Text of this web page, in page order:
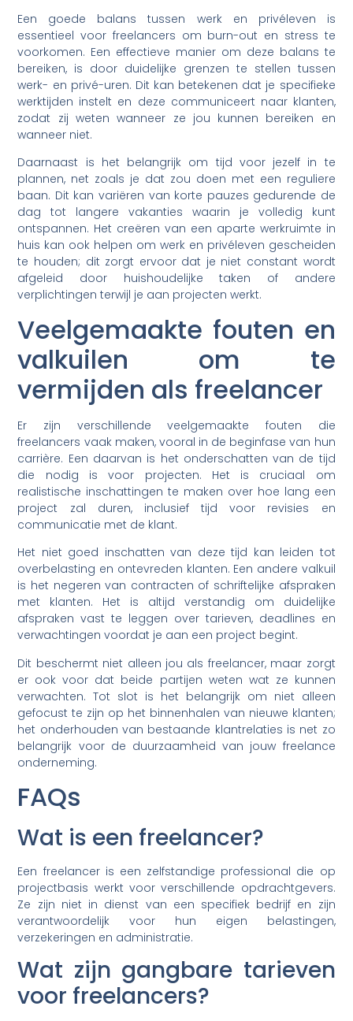
Een goede balans tussen werk en privéleven is
essentieel voor freelancers om burn-out en stress te
voorkomen. Een effectieve manier om deze balans te
bereiken, is door duidelijke grenzen te stellen tussen
werk- en privé-uren. Dit kan betekenen dat je specifieke
werktijden instelt en deze communiceert naar klanten,
zodat zij weten wanneer ze jou kunnen bereiken en
wanneer niet.
Daarnaast is het belangrijk om tijd voor jezelf in te
plannen, net zoals je dat zou doen met een reguliere
baan. Dit kan variëren van korte pauzes gedurende de
dag tot langere vakanties waarin je volledig kunt
ontspannen. Het creëren van een aparte werkruimte in
huis kan ook helpen om werk en privéleven gescheiden
te houden; dit zorgt ervoor dat je niet constant wordt
afgeleid door huishoudelijke taken of andere
verplichtingen terwijl je aan projecten werkt.
Veelgemaakte fouten en
valkuilen om te
vermijden als freelancer
Er zijn verschillende veelgemaakte fouten die
freelancers vaak maken, vooral in de beginfase van hun
carrière. Een daarvan is het onderschatten van de tijd
die nodig is voor projecten. Het is cruciaal om
realistische inschattingen te maken over hoe lang een
project zal duren, inclusief tijd voor revisies en
communicatie met de klant.
Het niet goed inschatten van deze tijd kan leiden tot
overbelasting en ontevreden klanten. Een andere valkuil
is het negeren van contracten of schriftelijke afspraken
met klanten. Het is altijd verstandig om duidelijke
afspraken vast te leggen over tarieven, deadlines en
verwachtingen voordat je aan een project begint.
Dit beschermt niet alleen jou als freelancer, maar zorgt
er ook voor dat beide partijen weten wat ze kunnen
verwachten. Tot slot is het belangrijk om niet alleen
gefocust te zijn op het binnenhalen van nieuwe klanten;
het onderhouden van bestaande klantrelaties is net zo
belangrijk voor de duurzaamheid van jouw freelance
onderneming.
FAQs
Wat is een freelancer?
Een freelancer is een zelfstandige professional die op
projectbasis werkt voor verschillende opdrachtgevers.
Ze zijn niet in dienst van een specifiek bedrijf en zijn
verantwoordelijk voor hun eigen belastingen,
verzekeringen en administratie.
Wat zijn gangbare tarieven
voor freelancers?